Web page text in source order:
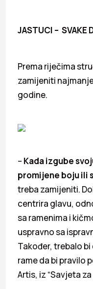
JASTUCI – SVAKE
Prema riječima
zamijeniti
godine.
– Kada izgube
promijene boju ili
treba zamijeniti.
centrira glavu,
sa ramenima i
uspravno sa
Također, trebalo
rame da bi pravilo
Artis, iz “Savjeta za